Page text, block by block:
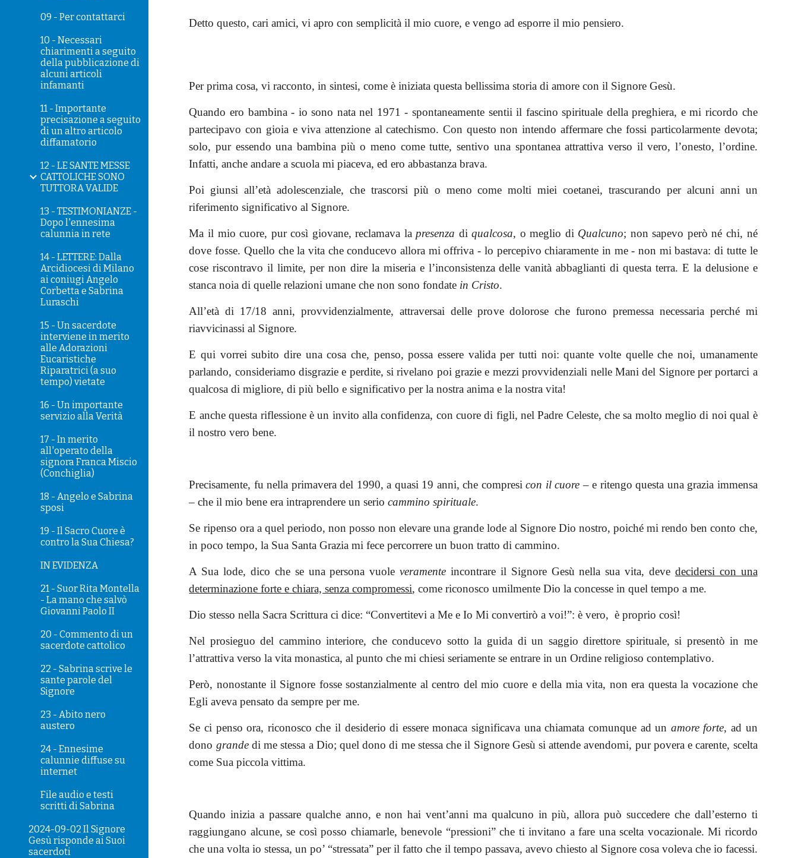
09 - Per contattarci
10 - Necessari
chiarimenti a seguito
della pubblicazione di
alcuni articoli
infamanti
11 - Importante
precisazione a seguito
di un altro articolo
diffamatorio
12 - LE SANTE MESSE
CATTOLICHE SONO
TUTTORA VALIDE
13 - TESTIMONIANZE -
Dopo l'ennesima
calunnia in rete
14 - LETTERE: Dalla
Arcidiocesi di Milano
ai coniugi Angelo
Corbetta e Sabrina
Luraschi
15 - Un sacerdote
interviene in merito
alle Adorazioni
Eucaristiche
Riparatrici (a suo
tempo) vietate
16 - Un importante
servizio alla Verità
17 - In merito
all'operato della
signora Franca Miscio
(Conchiglia)
18 - Angelo e Sabrina
sposi
19 - Il Sacro Cuore è
contro la Sua Chiesa?
IN EVIDENZA
21 - Suor Rita Montella
- La mano che salvò
Giovanni Paolo II
20 - Commento di un
sacerdote cattolico
22 - Sabrina scrive le
sante parole del
Signore
23 - Abito nero
austero
24 - Ennesime
calunnie diffuse su
internet
File audio e testi
scritti di Sabrina
2024-09-02 Il Signore
Gesù risponde ai Suoi
sacerdoti
Detto questo, cari amici, vi apro con semplicità il mio cuore, e vengo ad esporre il mio pensiero.
Per prima cosa, vi racconto, in sintesi, come è iniziata questa bellissima storia di amore con il Signore Gesù.
Quando ero bambina - io sono nata nel 1971 - spontaneamente sentii il fascino spirituale della preghiera, e mi ricordo che
partecipavo con gioia e viva attenzione al catechismo. Con questo non intendo affermare che fossi particolarmente devota;
solo, pur essendo una bambina più o meno come tutte, sentivo una spontanea attrattiva verso il vero, l’onesto, l’ordine.
Infatti, anche andare a scuola mi piaceva, ed ero abbastanza brava.
Poi giunsi all’età adolescenziale, che trascorsi più o meno come molti miei coetanei, trascurando per alcuni anni un
riferimento significativo al Signore.
Ma il mio cuore, pur così giovane, reclamava la presenza diqualcosa, o meglio di Qualcuno; non sapevo però né chi, né
dove fosse. Quello che la vita che conducevo allora mi offriva - lo percepivo chiaramente in me - non mi bastava: di tutte le
cose riscontravo il limite, per non dire la miseria e l’inconsistenza delle vanità abbaglianti di questa terra. E la delusione e
stanca noia di quelle relazioni umane che non sono fondate in Cristo.
All’età di 17/18 anni, provvidenzialmente, attraversai delle prove dolorose che furono premessa necessaria perché mi
riavvicinassi al Signore.
E qui vorrei subito dire una cosa che, penso, possa essere valida per tutti noi: quante volte quelle che noi, umanamente
parlando, consideriamo disgrazie e perdite, si rivelano poi grazie e mezzi provvidenziali nelle Mani del Signore per portarci a
qualcosa di migliore, di più bello e significativo per la nostra anima e la nostra vita!
E anche questa riflessione è un invito alla confidenza, con cuore di figli, nel Padre Celeste, che sa molto meglio di noi qual è
il nostro vero bene.
Precisamente, fu nella primavera del 1990, a quasi 19 anni, che compresicon il cuore – e ritengo questa una grazia immensa
– che il mio bene era intraprendere un seriocammino spirituale.
Se ripenso ora a quel periodo, non posso non elevare una grande lode al Signore Dio nostro, poiché mi rendo ben conto che,
in poco tempo, la Sua Santa Grazia mi fece percorrere un buon tratto di cammino.
A Sua lode, dico che se una persona vuoleveramente incontrare il Signore Gesù nella sua vita, deve decidersi con una
determinazione forte e chiara, senza compromessi, come riconosco umilmente Dio la concesse in quel tempo a me.
Dio stesso nella Sacra Scrittura ci dice: “Convertitevi a Me e Io Mi convertirò a voi!”: è vero, è proprio così!
Nel prosieguo del cammino interiore, che conducevo sotto la guida di un saggio direttore spirituale, si presentò in me
l’attrattiva verso la vita monastica, al punto che mi chiesi seriamente se entrare in un Ordine religioso contemplativo.
Però, nonostante il Signore fosse sostanzialmente al centro del mio cuore e della mia vita, non era questa la vocazione che
Egli aveva pensato da sempre per me.
Se ci penso ora, riconosco che il desiderio di essere monaca significava una chiamata comunque ad un amore forte, ad un
dono grandedi me stessa a Dio; quel dono di me stessa che il Signore Gesù si attende avendomi, pur povera e carente, scelta
come Sua piccola vittima.
Quando inizia a passare qualche anno, e non hai vent’anni ma qualcuno in più, allora può succedere che dall’esterno ti
raggiungano alcune, se così posso chiamarle, benevole “pressioni” che ti invitano a fare una scelta vocazionale. Mi ricordo
che una volta io stessa, un po’ “stressata” per il fatto che il tempo passava, avevo chiesto al Signore cosa voleva che io facessi.